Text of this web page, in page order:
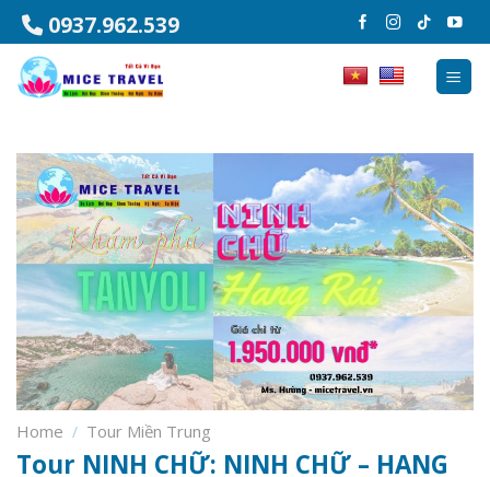
Chuyển
đến
nội
dung
0937.962.539
Home / Tour Miền Trung
Tour NINH CHỮ: NINH CHỮ – HANG